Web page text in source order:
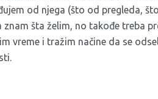
od njega (što od pregleda,
znam šta želim, no takođe treba
vreme i tražim načine da se